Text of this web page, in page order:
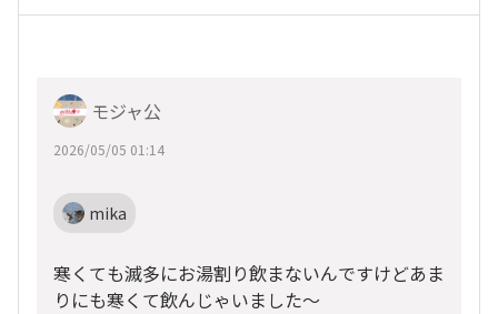
モジャ公
2026/05/05 01:14
mika
寒くても滅多にお湯割り飲まないんですけどあま
りにも寒くて飲んじゃいました〜